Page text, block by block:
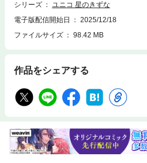
シリーズ
ユニコ 星のきずな
電子版配信開始日
2025/12/18
ファイルサイズ
98.42 MB
作品をシェアする